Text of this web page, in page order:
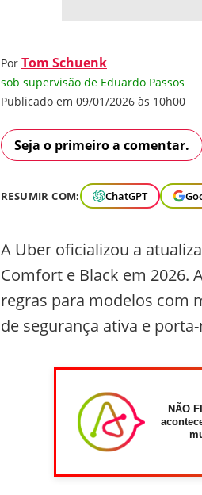
Por Tom Schuenk
sob supervisão de Eduardo Passos
Publicado em 09/01/2026 às 10h00
Seja o primeiro a comentar.
RESUMIR COM: ChatGPT
A Uber oficializou a
Comfort e Black em 2026.
regras para modelos com
de segurança ativa e
NÃO